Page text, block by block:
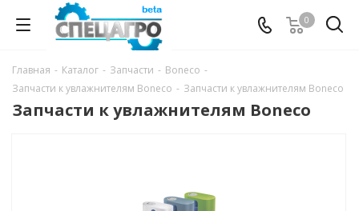
0
Главная - Каталог - Запчасти - Boneco -
Запчасти к увлажнителям Boneco - Запчасти к увлажнителям Boneco
Запчасти к увлажнителям Boneco